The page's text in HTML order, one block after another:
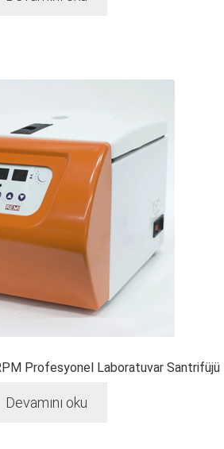
Profesyonel Laboratuvar Santrifüjü
Devamını oku